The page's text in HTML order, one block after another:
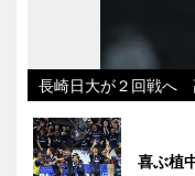
長崎日大が２回戦へ
喜ぶ植